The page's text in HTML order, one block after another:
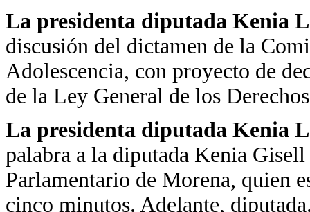
La presidenta diputada Kenia
discusión del dictamen de la
Adolescencia, con proyecto de
de la Ley General de los
La presidenta diputada Kenia
palabra a la diputada Kenia
Parlamentario de Morena, quien
cinco minutos. Adelante,